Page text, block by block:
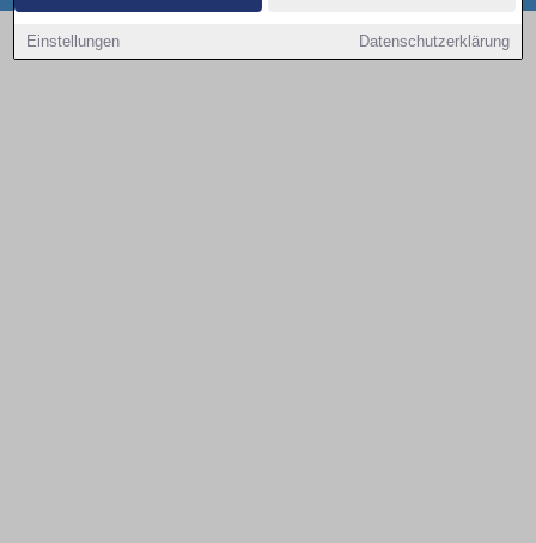
Einstellungen Datenschutzerklärung
Copyright © 2000 - 2026 | 1A Infosysteme GmbH | Content by: 1a-sites-autos